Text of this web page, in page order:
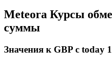
Meteora Курсы
суммы
Значения к GBP с today